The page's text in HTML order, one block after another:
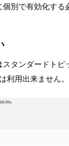
別で有効化する
タンダードトピ
利用出来ません。